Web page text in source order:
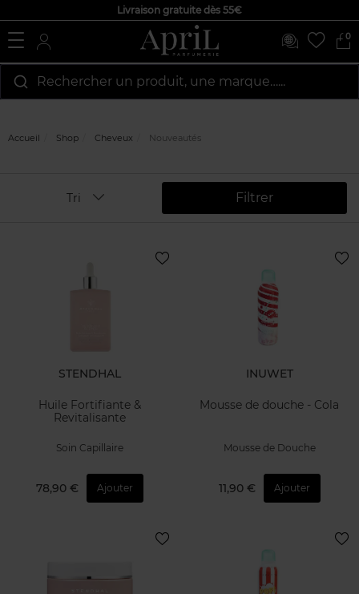
Livraison gratuite dès 55€
0
Rechercher un produit, une marque…...
Accueil Shop Cheveux Nouveautés
Filtrer
Tri
STENDHAL
Huile Fortifiante &
Revitalisante
Soin Capillaire
78,90 € Ajouter
INUWET
Mousse de douche - Cola
Mousse de Douche
11,90 € Ajouter